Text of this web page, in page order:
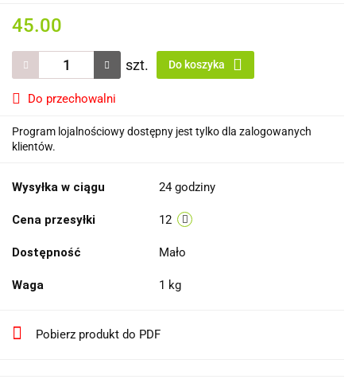
45.00
szt. Do koszyka
Do przechowalni
Program lojalnościowy dostępny jest tylko dla zalogowanych
klientów.
Wysyłka w ciągu 24 godziny
Cena przesyłki 12
Dostępność Mało
Waga 1 kg
Pobierz produkt do PDF